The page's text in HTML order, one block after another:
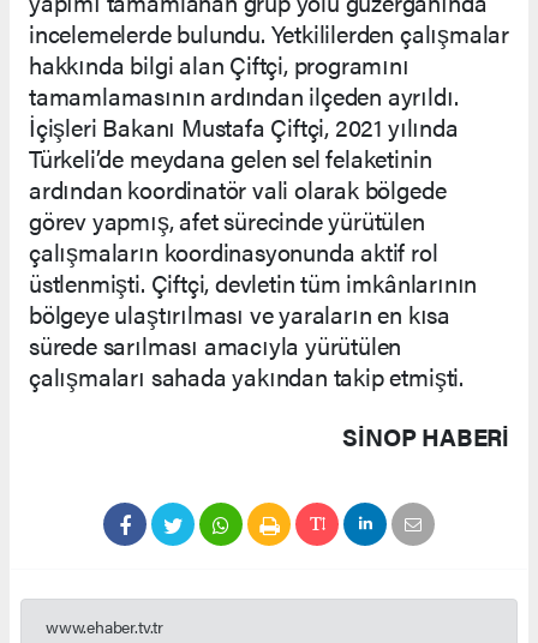
incelemelerde bulundu. Yetkililerden çalışmalar
hakkında bilgi alan Çiftçi, programını
tamamlamasının ardından ilçeden ayrıldı.
İçişleri Bakanı Mustafa Çiftçi, 2021 yılında
Türkeli’de meydana gelen sel felaketinin
ardından koordinatör vali olarak bölgede
görev yapmış, afet sürecinde yürütülen
çalışmaların koordinasyonunda aktif rol
üstlenmişti. Çiftçi, devletin tüm imkânlarının
bölgeye ulaştırılması ve yaraların en kısa
sürede sarılması amacıyla yürütülen
çalışmaları sahada yakından takip etmişti.
SINOP HABERİ
www.ehaber.tv.tr